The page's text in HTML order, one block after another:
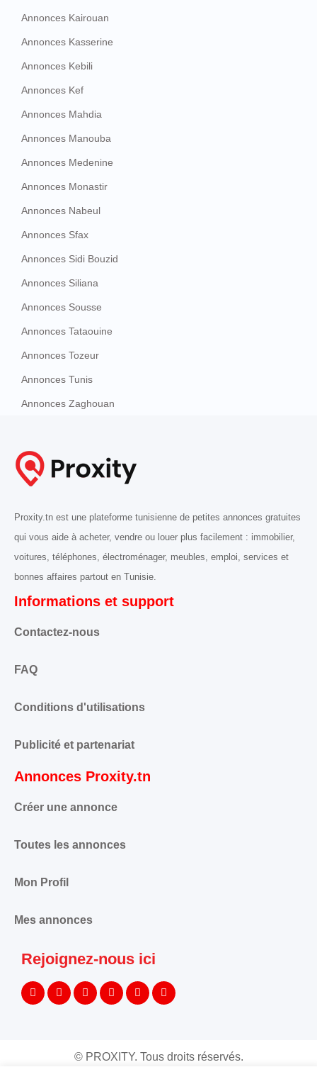
Annonces Kairouan
Annonces Kasserine
Annonces Kebili
Annonces Kef
Annonces Mahdia
Annonces Manouba
Annonces Medenine
Annonces Monastir
Annonces Nabeul
Annonces Sfax
Annonces Sidi Bouzid
Annonces Siliana
Annonces Sousse
Annonces Tataouine
Annonces Tozeur
Annonces Tunis
Annonces Zaghouan
Proxity.tn est une plateforme tunisienne de petites annonces gratuites
qui vous aide à acheter, vendre ou louer plus facilement : immobilier,
voitures, téléphones, électroménager, meubles, emploi, services et
bonnes affaires partout en Tunisie.
Informations et support
Contactez-nous
FAQ
Conditions d'utilisations
Publicité et partenariat
Annonces Proxity.tn
Créer une annonce
Toutes les annonces
Mon Profil
Mes annonces
Rejoignez-nous ici
© PROXITY. Tous droits réservés.